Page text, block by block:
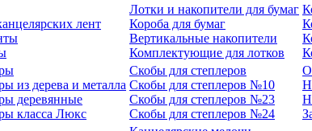
лент
Лотки и накопители для бумаг
Короба для бумаг
Вертикальные накопители
Комплектующие для лотков
из дерева и металла
деревянные
класса Люкс
Скобы для степлеров
Скобы для степлеров №10
Скобы для степлеров №23
Скобы для степлеров №24